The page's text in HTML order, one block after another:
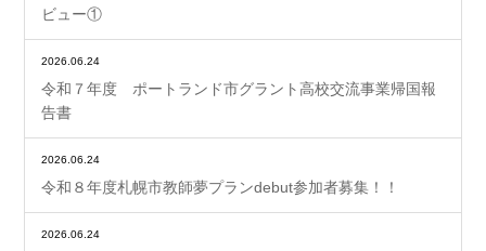
ビュー①
2026.06.24
令和７年度 ポートランド市グラント高校交流事業帰国報
告書
2026.06.24
令和８年度札幌市教師夢プランdebut参加者募集！！
2026.06.24